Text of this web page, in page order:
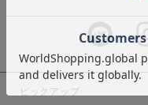
ピックアップ